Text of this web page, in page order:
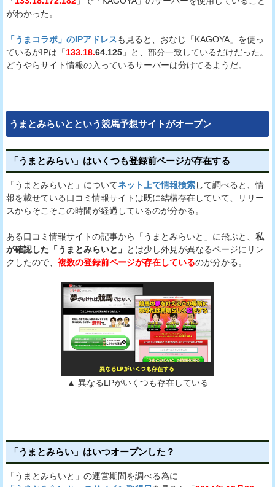
がわかった。
「うまコラボ」のIPアドレスも見ると、おなじ「KAGOYA」を使っ
ているがIPは「133.18.64.125 」と、部分一致しているだけだった。
どうやらサイト情報の入っているサーバーは分けてるようだ。
うまとみらいとという競馬予想サイトがオープン
「うまとみらい」はいくつも登録前ページが存在する
「うまとみらいと」についてネット上で情報検索して調べると、情
報を載せている口コミ情報サイトは既に結構存在していて、リリー
スからそこそこの時間が経過しているのが分かる。
ある口コミ情報サイトの記事から「うまとみらいと」に飛ぶと、 私
が確認した「うまとみらいと」 とは少し外見が異なるページにリン
クしたので、 複数の登録前ページが存在しているのが分かる。
▲ 異なるLPがいくつも存在している
「うまとみらい」はいつオープンした？
「うまとみらいと」の運営期間を調べる為に